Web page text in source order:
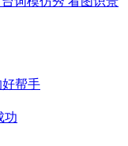
帮手
功